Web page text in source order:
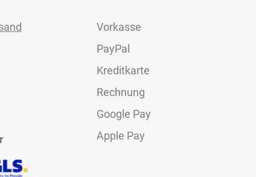
Vorkasse
PayPal
Kreditkarte
Rechnung
Google Pay
Apple Pay